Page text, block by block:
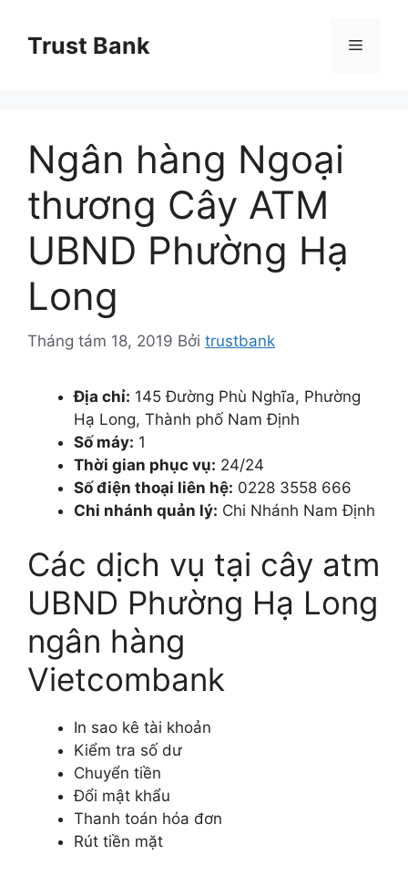
Trust Bank Menu
Ngân hàng Ngoại
thương Cây ATM
UBND Phường Hạ
Long
Tháng tám 18, 2019 Bởi trustbank
Địa chỉ: 145 Đường Phù Nghĩa, Phường
Hạ Long, Thành phố Nam Định
Số máy: 1
Thời gian phục vụ: 24/24
Số điện thoại liên hệ: 0228 3558 666
Chi nhánh quản lý: Chi Nhánh Nam Định
Các dịch vụ tại cây atm
UBND Phường Hạ Long
ngân hàng
Vietcombank
In sao kê tài khoản
Kiểm tra số dư
Chuyển tiền
Đổi mật khẩu
Thanh toán hóa đơn
Rút tiền mặt